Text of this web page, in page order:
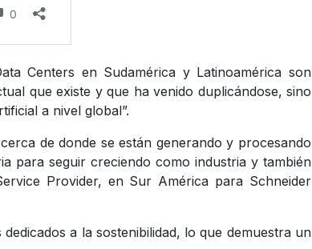
Centers en Sudamérica y Latinoamérica son
que existe y que ha venido duplicándose, sino
a nivel global”.
de donde se están generando y procesando
para seguir creciendo como industria y también
Provider, en Sur América para Schneider
a la sostenibilidad, lo que demuestra un